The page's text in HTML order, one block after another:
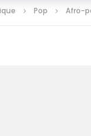
Pop Afro-